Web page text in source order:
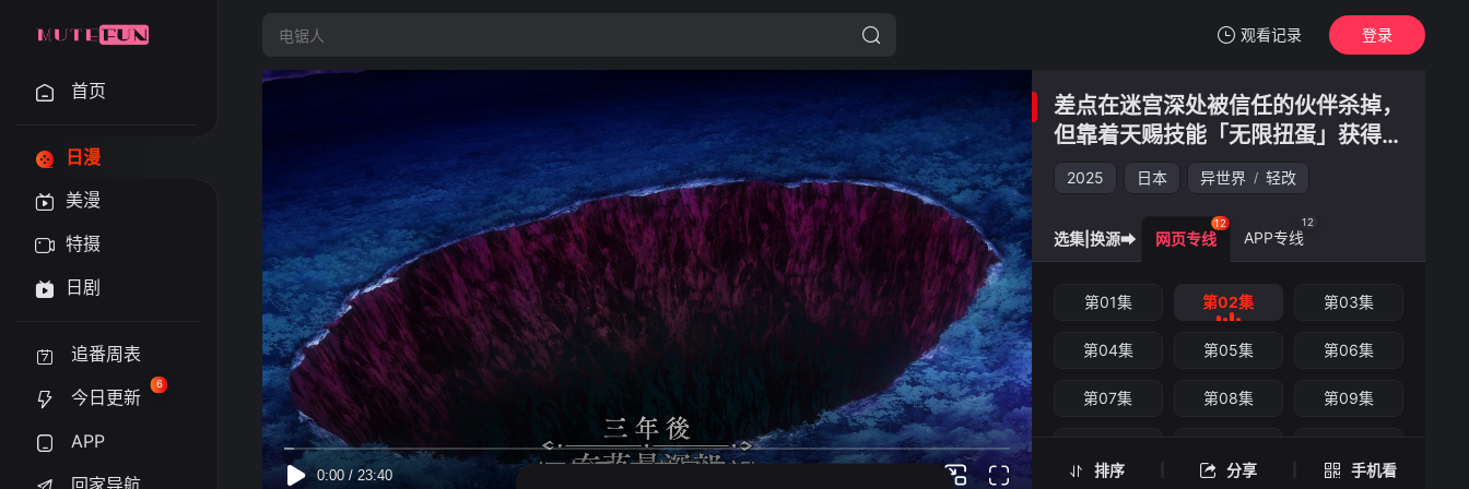
观看记录
我的观影记录
第02集
差点在迷宫深处被信任的伙伴杀掉，但靠着天赐技能「无限扭蛋」获得等级9999的伙伴，我要向前队友和世界展开复仇&「给他们好看！」
清空
登录
首页
日漫
美漫
特摄
日剧
追番周表
今日更新
6
APP
回家导航
差点在迷宫深处被信任的伙伴杀掉，
但靠着天赐技能「无限扭蛋」获得等
级9999的伙伴，我要向前队友和世
界展开复仇&「给他们好看！」
2025 日本 异世界 / 轻改
排序 分享 手机看
差点在迷宫深处被信任的伙伴杀掉，但靠着
天赐技能「无限扭蛋」获得等级9999的伙
伴，我要向前队友和世界展开复仇&「给他们
好看！」 -第02集
选集|换源➡ 网页专线
12
APP专线
12
第01集 第02集 第03集
第04集 第05集 第06集
第07集 第08集 第09集